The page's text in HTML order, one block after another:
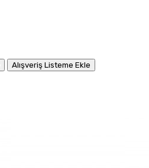
Alışveriş Listeme Ekle